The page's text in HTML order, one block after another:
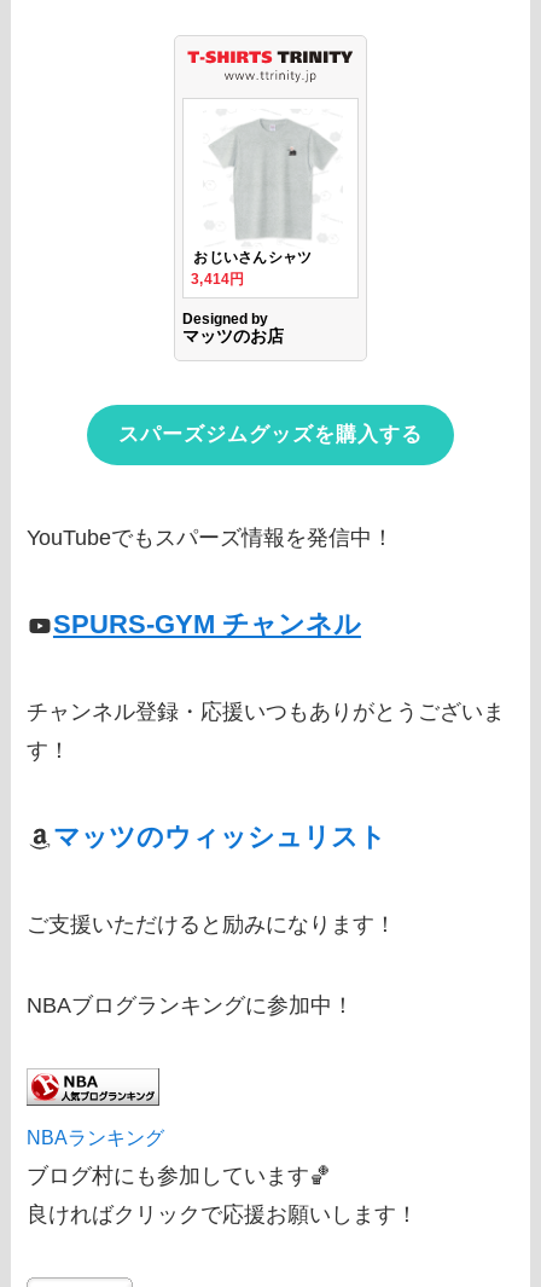
スパーズジムグッズを購入する
YouTubeでもスパーズ情報を発信中！
SPURS-GYM チャンネル
チャンネル登録・応援いつもありがとうございま
す！
マッツのウィッシュリスト
ご支援いただけると励みになります！
NBAブログランキングに参加中！
NBAランキング
ブログ村にも参加しています🏀
良ければクリックで応援お願いします！